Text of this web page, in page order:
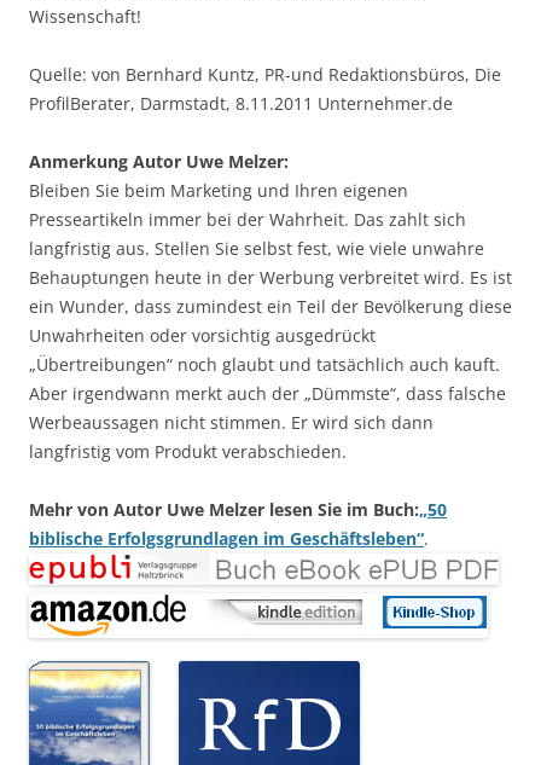
Wissenschaft!
Quelle: von Bernhard Kuntz, PR-und Redaktionsbüros, Die
ProfilBerater, Darmstadt, 8.11.2011 Unternehmer.de
Anmerkung Autor Uwe Melzer:
Bleiben Sie beim Marketing und Ihren eigenen
Presseartikeln immer bei der Wahrheit. Das zahlt sich
langfristig aus. Stellen Sie selbst fest, wie viele unwahre
Behauptungen heute in der Werbung verbreitet wird. Es ist
ein Wunder, dass zumindest ein Teil der Bevölkerung diese
Unwahrheiten oder vorsichtig ausgedrückt
„Übertreibungen“ noch glaubt und tatsächlich auch kauft.
Aber irgendwann merkt auch der „Dümmste“, dass falsche
Werbeaussagen nicht stimmen. Er wird sich dann
langfristig vom Produkt verabschieden.
Mehr von Autor Uwe Melzer lesen Sie im Buch:„50
biblische Erfolgsgrundlagen im Geschäftsleben“.